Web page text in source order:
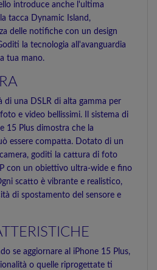
introduce anche l'ultima
tacca Dynamic Island,
delle notifiche con un design
la tecnologia all'avanguardia
tua mano.
di una DSLR di alta gamma per
e video bellissimi. Il sistema di
15 Plus dimostra che la
essere compatta. Dotato di un
goditi la cattura di foto
con un obiettivo ultra-wide e fino
scatto è vibrante e realistico,
di spostamento del sensore e
se aggiornare al iPhone 15 Plus,
o quelle riprogettate ti